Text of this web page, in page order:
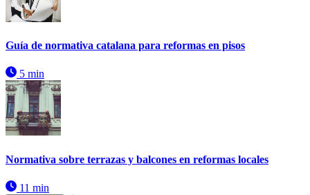
Guía de normativa catalana para reformas en pisos
5 min
Normativa sobre terrazas y balcones en reformas locales
11 min